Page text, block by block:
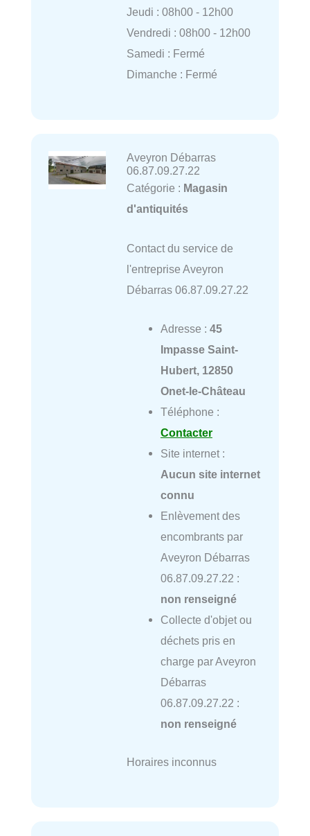
Jeudi : 08h00 - 12h00
Vendredi : 08h00 - 12h00
Samedi : Fermé
Dimanche : Fermé
Aveyron Débarras
06.87.09.27.22
Catégorie : Magasin
d'antiquités
Contact du service de
l'entreprise Aveyron
Débarras 06.87.09.27.22
Adresse : 45
Impasse Saint-
Hubert, 12850
Onet-le-Château
Téléphone :
Contacter
Site internet :
Aucun site internet
connu
Enlèvement des
encombrants par
Aveyron Débarras
06.87.09.27.22 :
non renseigné
Collecte d'objet ou
déchets pris en
charge par Aveyron
Débarras
06.87.09.27.22 :
non renseigné
Horaires inconnus